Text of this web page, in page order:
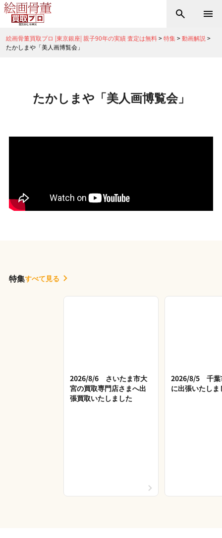
絵画骨董買取プロ |東京銀座| 親子90年の実績 査定は無料>特集>動画解説 >
たかしまや「美人画博覧会」
たかしまや「美人画博覧会」
特集すべて見る
2026/8/6 さいたま市大
宮の買取専門店さまへ出
張買取いたしました
2026/8/5 千葉
に出張いたしま